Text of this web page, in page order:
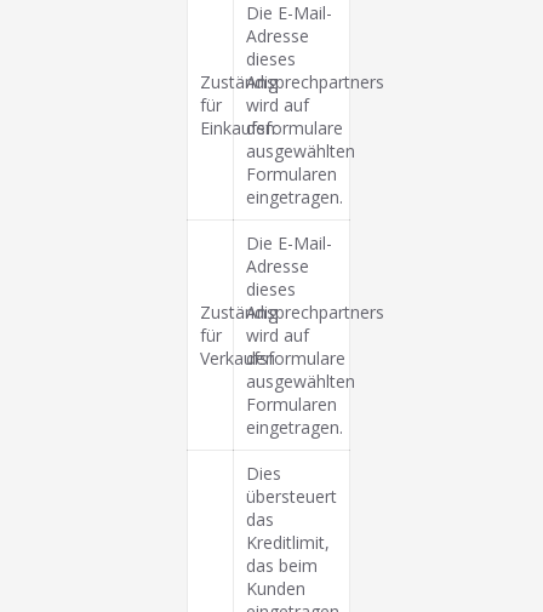
Zuständig
für
Einkaufsformulare
Die E-Mail-
Adresse
dieses
Ansprechpartners
wird auf
den
ausgewählten
Formularen
eingetragen.
Zuständig
für
Verkaufsformulare
Die E-Mail-
Adresse
dieses
Ansprechpartners
wird auf
den
ausgewählten
Formularen
eingetragen.
Dies
übersteuert
das
Kreditlimit,
das beim
Kunden